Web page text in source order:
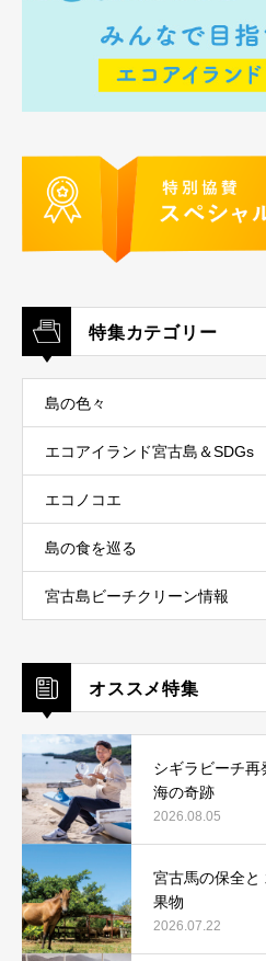
特集カテゴリー
島の色々
エコアイランド宮古島＆SDGs
エコノコエ
島の食を巡る
宮古島ビーチクリーン情報
オススメ特集
シギラビーチ
海の奇跡
2026.08.05
宮古馬の保全と
果物
2026.07.22